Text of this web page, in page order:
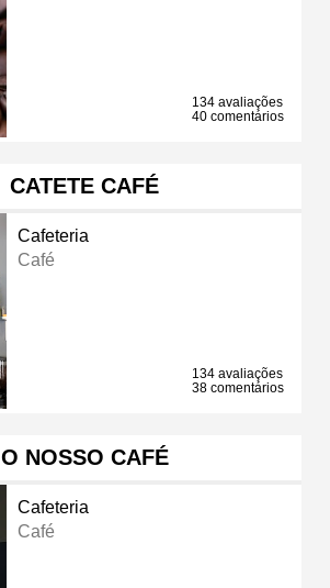
134 avaliações
40 comentários
CATETE CAFÉ
Cafeteria
Café
134 avaliações
38 comentários
O NOSSO CAFÉ
Cafeteria
Café